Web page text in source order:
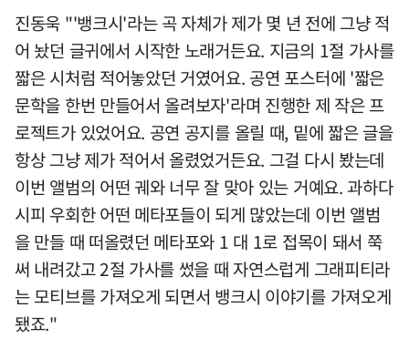
진동욱 "'뱅크시'라는 곡 자체가 제가 몇 년 전에 그냥 적
어 놨던 글귀에서 시작한 노래거든요. 지금의 1절 가사를
짧은 시처럼 적어놓았던 거였어요. 공연 포스터에 '짧은
문학을 한번 만들어서 올려보자'라며 진행한 제 작은 프
로젝트가 있었어요. 공연 공지를 올릴 때, 밑에 짧은 글을
항상 그냥 제가 적어서 올렸었거든요. 그걸 다시 봤는데
이번 앨범의 어떤 궤와 너무 잘 맞아 있는 거예요. 과하다
시피 우회한 어떤 메타포들이 되게 많았는데 이번 앨범
을 만들 때 떠올렸던 메타포와 1 대 1로 접목이 돼서 쭉
써 내려갔고 2절 가사를 썼을 때 자연스럽게 그래피티라
는 모티브를 가져오게 되면서 뱅크시 이야기를 가져오게
됐죠."